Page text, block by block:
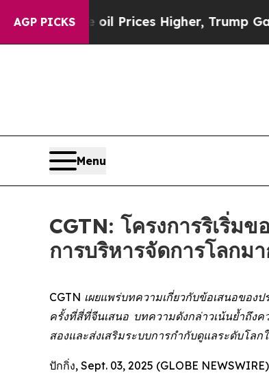
AGP PICKSoil Prices Higher, Trump Gave
Menu
CGTN: โครงการริเริ่ม
การบริหารจัดการโลกม
CGTN เผยแพร่บทความเกี่ยวกับข้อเสนอของ
ครั้งที่สี่ที่จีนเสนอ บทความดังกล่าวเน้นย้ำถึง
สองและส่งเสริมระบบการกำกับดูแลระดับโลก
ปักกิ่ง, Sept. 03, 2025 (GLOBE